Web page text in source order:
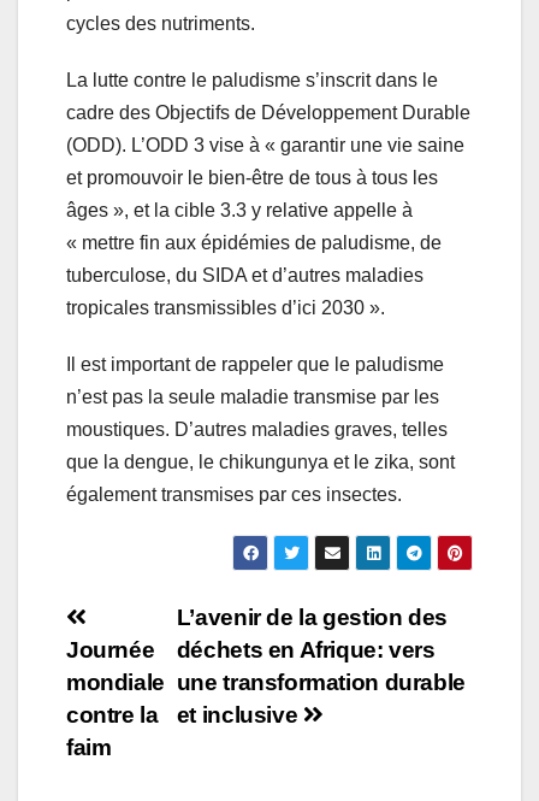
cycles des nutriments.
La lutte contre le paludisme s’inscrit dans le
cadre des Objectifs de Développement Durable
(ODD). L’ODD 3 vise à « garantir une vie saine
et promouvoir le bien-être de tous à tous les
âges », et la cible 3.3 y relative appelle à
« mettre fin aux épidémies de paludisme, de
tuberculose, du SIDA et d’autres maladies
tropicales transmissibles d’ici 2030 ».
Il est important de rappeler que le paludisme
n’est pas la seule maladie transmise par les
moustiques. D’autres maladies graves, telles
que la dengue, le chikungunya et le zika, sont
également transmises par ces insectes.
L’avenir de la gestion des
déchets en Afrique: vers
une transformation durable
et inclusive
Journée
mondiale
contre la
faim